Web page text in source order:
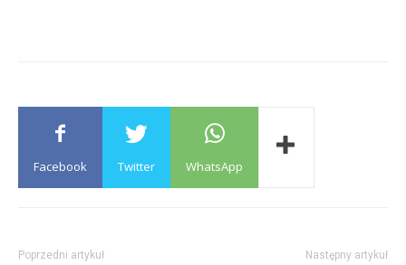
Facebook Twitter WhatsApp
Poprzedni artykuł Następny artykuł